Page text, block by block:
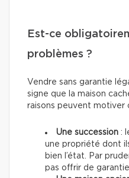
Est-ce
problèmes ?
Vendre sans garantie
signe que la maison
raisons peuvent motiver
Une succession :
une propriété dont
bien l’état. Par
pas offrir de garantie.